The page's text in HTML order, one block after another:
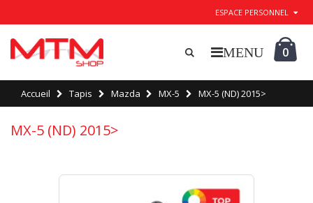
ESPACE PERSONNEL
0
Accueil Tapis Mazda MX-5 MX-5 (ND) 2015>
MX-5 (ND) 2015>